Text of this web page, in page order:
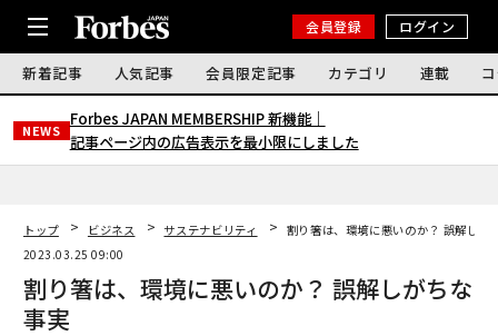
会員登録 ログイン
新着記事 人気記事 会員限定記事 カテゴリ 連載
NEWS
Forbes JAPAN MEMBERSHIP 新機能｜
記事ページ内の広告表示を最小限にしました
トップ ビジネス サステナビリティ
割り箸は、環境に悪いのか？ 誤解しが
2023.03.25 09:00
割り箸は、環境に悪いのか？ 誤解しがちな
事実